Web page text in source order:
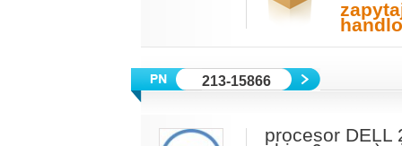
213-15866
procesor DELL